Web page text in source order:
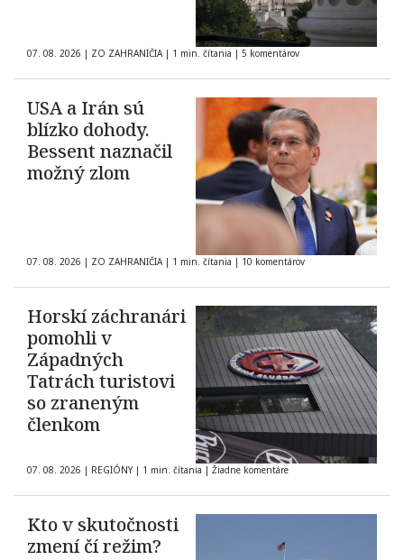
07. 08. 2026 | ZO ZAHRANIČIA | 1 min. čítania | 5 komentárov
USA a Irán sú
blízko dohody.
Bessent naznačil
možný zlom
07. 08. 2026 | ZO ZAHRANIČIA | 1 min. čítania | 10 komentárov
Horskí záchranári
pomohli v
Západných
Tatrách turistovi
so zraneným
členkom
07. 08. 2026 | REGIÓNY | 1 min. čítania | Žiadne komentáre
Kto v skutočnosti
zmení čí režim?